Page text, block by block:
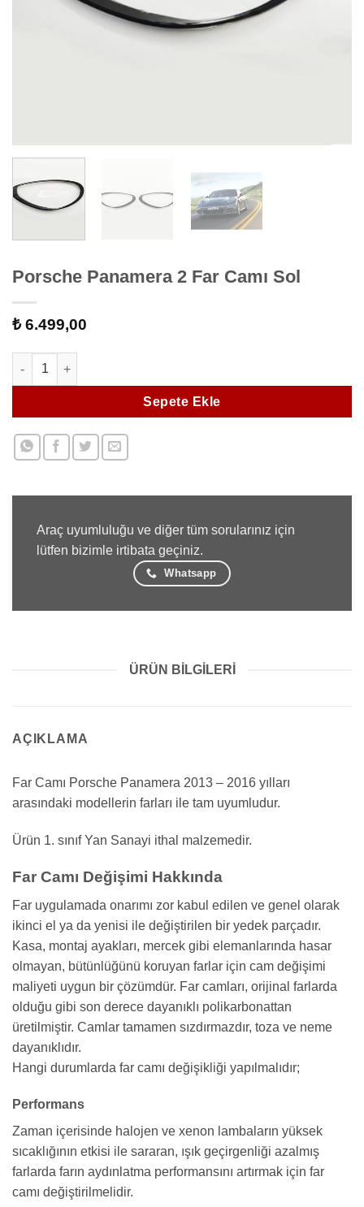
Porsche Panamera 2 Far Camı Sol
₺6.499,00
Porsche Panamera 2 Far Camı Sol adet
Sepete Ekle
Araç uyumluluğu ve diğer tüm sorularınız için
lütfen bizimle irtibata geçiniz.
Whatsapp
ÜRÜN BILGILERI
AÇIKLAMA
Far Camı Porsche Panamera 2013 – 2016 yılları
arasındaki modellerin farları ile tam uyumludur.
Ürün 1. sınıf Yan Sanayi ithal malzemedir.
Far Camı Değişimi Hakkında
Far uygulamada onarımı zor kabul edilen ve genel olarak
ikinci el ya da yenisi ile değiştirilen bir yedek parçadır.
Kasa, montaj ayakları, mercek gibi elemanlarında hasar
olmayan, bütünlüğünü koruyan farlar için cam değişimi
maliyeti uygun bir çözümdür. Far camları, orijinal farlarda
olduğu gibi son derece dayanıklı polikarbonattan
üretilmiştir. Camlar tamamen sızdırmazdır, toza ve neme
dayanıklıdır.
Hangi durumlarda far camı değişikliği yapılmalıdır;
Performans
Zaman içerisinde halojen ve xenon lambaların yüksek
sıcaklığının etkisi ile sararan, ışık geçirgenliği azalmış
farlarda farın aydınlatma performansını artırmak için far
camı değiştirilmelidir.